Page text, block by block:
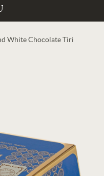
White Chocolate Tiri